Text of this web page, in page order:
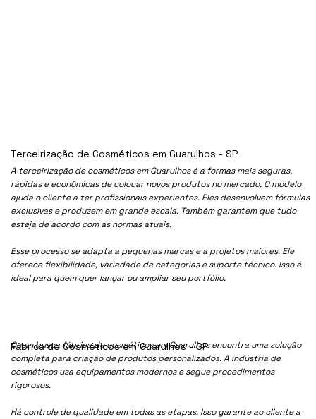
A terceirização de cosméticos em Guarulhos é a formas mais seguras,
rápidas e econômicas de colocar novos produtos no mercado. O modelo
ajuda o cliente a ter profissionais experientes. Eles desenvolvem fórmulas
exclusivas e produzem em grande escala. Também garantem que tudo
esteja de acordo com as normas atuais.
Esse processo se adapta a pequenas marcas e a projetos maiores. Ele
oferece flexibilidade, variedade de categorias e suporte técnico. Isso é
ideal para quem quer lançar ou ampliar seu portfólio.
Quem busca fábrica de cosméticos em Guarulhos encontra uma solução
completa para criação de produtos personalizados. A indústria de
cosméticos usa equipamentos modernos e segue procedimentos
rigorosos.
Há controle de qualidade em todas as etapas. Isso garante ao cliente a
Fábrica de Cosméticos em Guarulhos - SP
Terceirização de Cosméticos em Guarulhos - SP